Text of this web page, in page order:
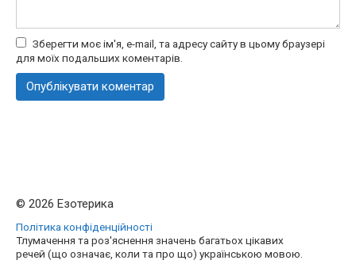
Зберегти моє ім'я, e-mail, та адресу сайту в цьому браузері
для моїх подальших коментарів.
© 2026 Езотерика
Політика конфіденційності
Тлумачення та роз'яснення значень багатьох цікавих
речей (що означає, коли та про що) українською мовою.